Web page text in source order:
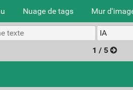
Nuage de tags Mur
1 / 5